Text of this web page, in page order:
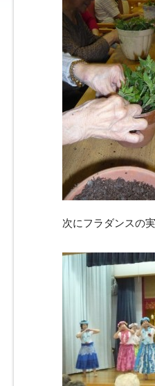
次にフラダンスの